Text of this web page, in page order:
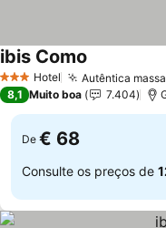
3 EstrelasHotel Autêntica
ibis Como
8,1 Muito boa 7.404
De € 68
Consulte os preços de